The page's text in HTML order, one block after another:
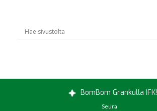
BomBom Grankulla IFK!
Seura